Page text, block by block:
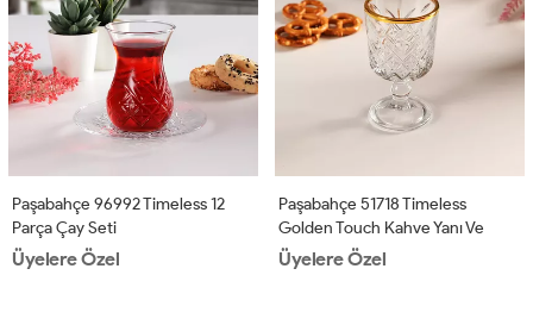
Paşabahçe 96992 Timeless 12
Parça Çay Seti
Üyelere Özel
Paşabahçe 51718 Timeless
Golden Touch Kahve Yanı Ve
Likör Bardağı 4'lü
Üyelere Özel